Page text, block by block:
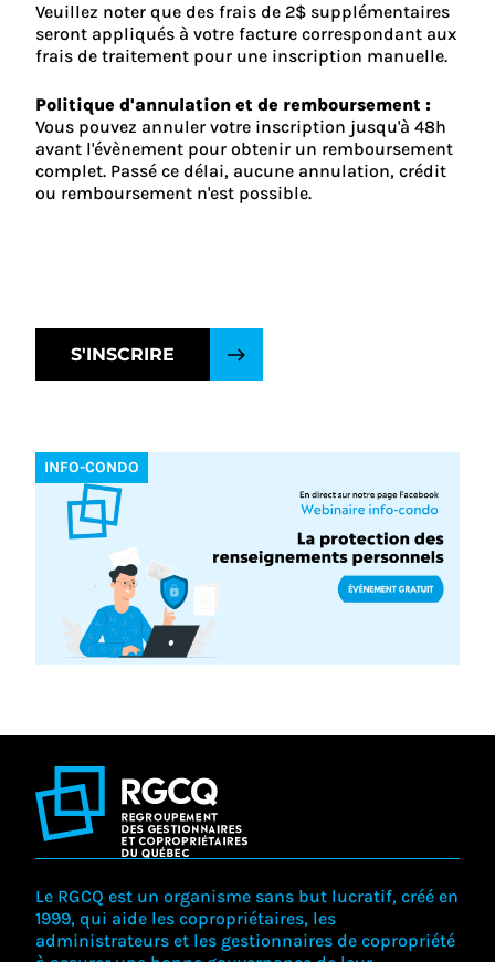
Veuillez noter que des frais de 2$ supplémentaires
seront appliqués à votre facture correspondant aux
frais de traitement pour une inscription manuelle.
Politique d'annulation et de remboursement :
Vous pouvez annuler votre inscription jusqu'à 48h
avant l'évènement pour obtenir un remboursement
complet. Passé ce délai, aucune annulation, crédit
ou remboursement n'est possible.
S'INSCRIRE
INFO-CONDO
Le RGCQ est un organisme sans but lucratif, créé en
1999, qui aide les copropriétaires, les
administrateurs et les gestionnaires de copropriété